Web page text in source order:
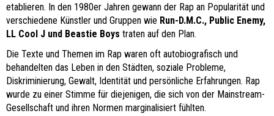
etablieren. In den 1980er Jahren gewann der Rap an Popularität und
verschiedene Künstler und Gruppen wie Run-D.M.C., Public Enemy,
LL Cool J und Beastie Boys traten auf den Plan.
Die Texte und Themen im Rap waren oft autobiografisch und
behandelten das Leben in den Städten, soziale Probleme,
Diskriminierung, Gewalt, Identität und persönliche Erfahrungen. Rap
wurde zu einer Stimme für diejenigen, die sich von der Mainstream-
Gesellschaft und ihren Normen marginalisiert fühlten.